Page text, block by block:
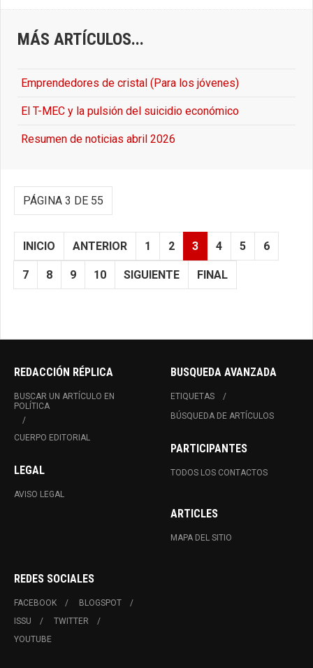
MÁS ARTÍCULOS...
Emprendedores de cristal (Para los jóvenes)
El T-MEC y la pulsión del suicidio económico
Resumen de noticias abril 2026
PÁGINA 3 DE 55
INICIO ANTERIOR 1 2 3 4 5 6
7 8 9 10 SIGUIENTE FINAL
REDACCIÓN RÉPLICA
BUSCAR UN ARTÍCULO EN
POLÍTICA
CUERPO EDITORIAL
LEGAL
AVISO LEGAL
BUSQUEDA AVANZADA
ETIQUETAS
BÚSQUEDA DE ARTÍCULOS
PARTICIPANTES
TODOS LOS CONTACTOS
ARTICLES
MAPA DEL SITIO
REDES SOCIALES
FACEBOOK
BLOGSPOT
ISSU
TWITTER
YOUTUBE